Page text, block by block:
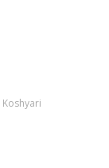
Koshyari